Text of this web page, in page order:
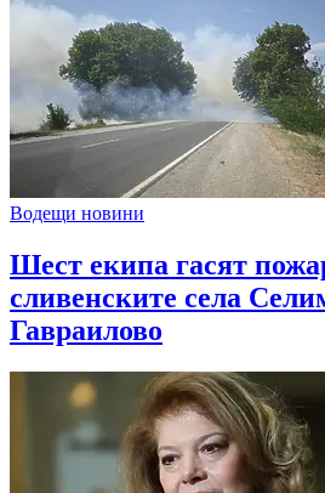
Водещи новини
Шест екипа гасят
сливенските села
Гавраилово